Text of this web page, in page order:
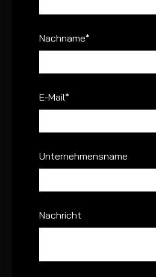
Nachname*
E-Mail*
Unternehmensname
Nachricht